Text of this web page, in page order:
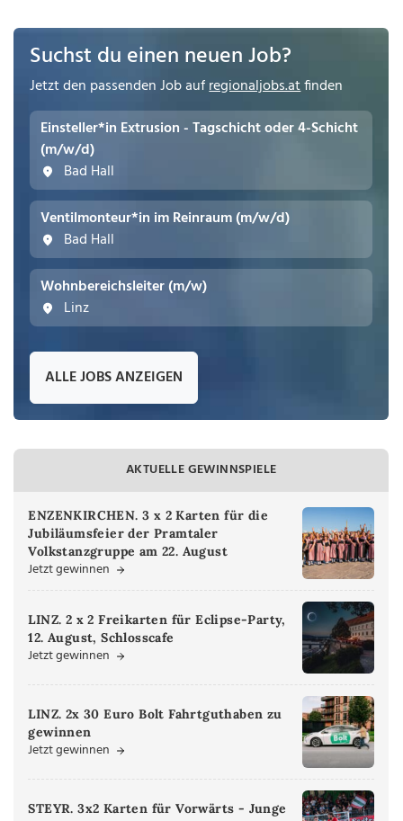
Suchst du einen neuen Job?
Jetzt den passenden Job aufregionaljobs.atfinden
Einsteller*in Extrusion - Tagschicht oder 4-Schicht
(m/w/d)
Bad Hall
Ventilmonteur*in im Reinraum (m/w/d)
Bad Hall
Wohnbereichsleiter (m/w)
Linz
ALLE JOBS ANZEIGEN
AKTUELLE GEWINNSPIELE
ENZENKIRCHEN. 3 x 2 Karten für die
Jubiläumsfeier der Pramtaler
Volkstanzgruppe am 22. August
Jetzt gewinnen
LINZ. 2 x 2 Freikarten für Eclipse-Party,
12. August, Schlosscafe
Jetzt gewinnen
LINZ. 2x 30 Euro Bolt Fahrtguthaben zu
gewinnen
Jetzt gewinnen
STEYR. 3x2 Karten für Vorwärts - Junge